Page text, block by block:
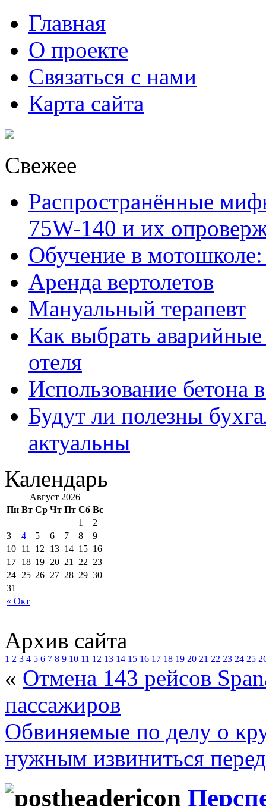
Главная
О проекте
Связаться с нами
Карта сайта
Свежее
Распространённые
75W-140 и их
Обучение в
Аренда вертолетов
Мануальный терапевт
Как выбрать
отеля
Использование бетона
Будут ли полезны
актуальны
Календарь
Август 2026
Пн Вт Ср Чт Пт Сб Вс
« Окт
1
2
3
4 5 6 7 8
9
10 11 12 13 14 15 16
17 18 19 20 21 22 23
24 25 26 27 28 29 30
31
Архив сайта
1 2 3 4 5 6 7 8 9 10 11 12 13 14 15 16 17 18 19 20 21 22 23 24 25
« Отмена 143 рейсов
пассажиров
Обвиняемые по делу о
нужным извиниться